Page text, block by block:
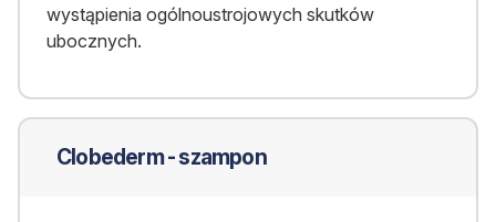
wystąpienia ogólnoustrojowych skutków
ubocznych.
Clobederm - szampon